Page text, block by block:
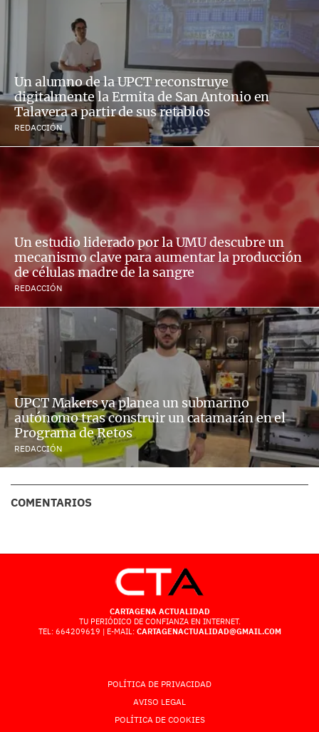
Un alumno de la UPCT reconstruye
digitalmente la Ermita de San Antonio en
Talavera a partir de sus retablos
REDACCIÓN
Un estudio liderado por la UMU descubre un
mecanismo clave para aumentar la producción
de células madre de la sangre
REDACCIÓN
UPCT Makers ya planea un submarino
autónomo tras construir un catamarán en el
Programa de Retos
REDACCIÓN
COMENTARIOS
CARTAGENA ACTUALIDAD
TU PERIÓDICO DE CONFIANZA EN INTERNET.
TEL: 664209619 | E-MAIL: CARTAGENACTUALIDAD@GMAIL.COM
POLÍTICA DE PRIVACIDAD
AVISO LEGAL
POLÍTICA DE COOKIES